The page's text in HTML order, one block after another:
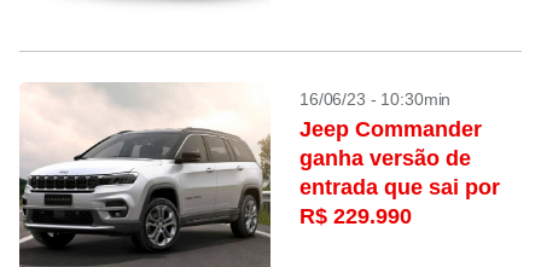
16/06/23 - 10:30min
Jeep Commander
ganha versão de
entrada que sai por
R$ 229.990